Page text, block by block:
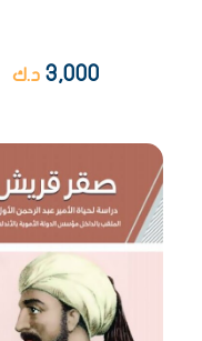
3,000 د.ك